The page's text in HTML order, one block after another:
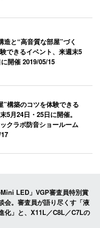
造と“高音質な部屋”づく
できるイベント、来週末5
に開催2019/05/15
”構築のコツを体験できる
5月24日・25日に開催。
クラボ防音ショールーム
LED」VGP審査員特別賞
会。審査員が語り尽くす「液
化」と、X11L／C8L／C7Lの